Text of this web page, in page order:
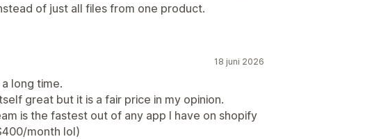
of just all files from one product.
18 juni 2026
long time.
great but it is a fair price in my opinion.
is the fastest out of any app I have on shopify
month lol)